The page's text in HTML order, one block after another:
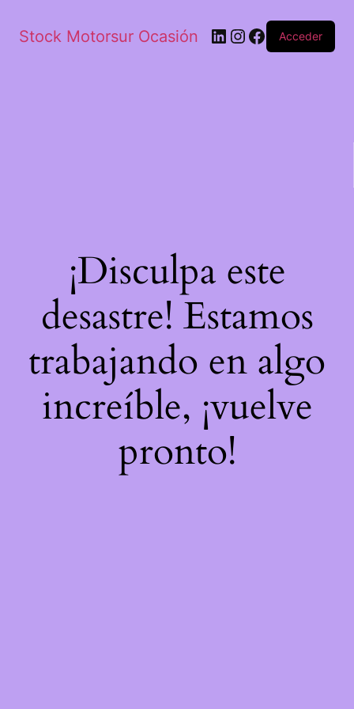
Stock Motorsur Ocasión Acceder
¡Disculpa este
desastre! Estamos
trabajando en algo
increíble, ¡vuelve
pronto!